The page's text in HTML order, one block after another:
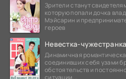
Зрители станут
которую попали дочка
Мэйсарин и
героев
Невестка-
Динамичная
соединивших себя узами
обстоятельств и